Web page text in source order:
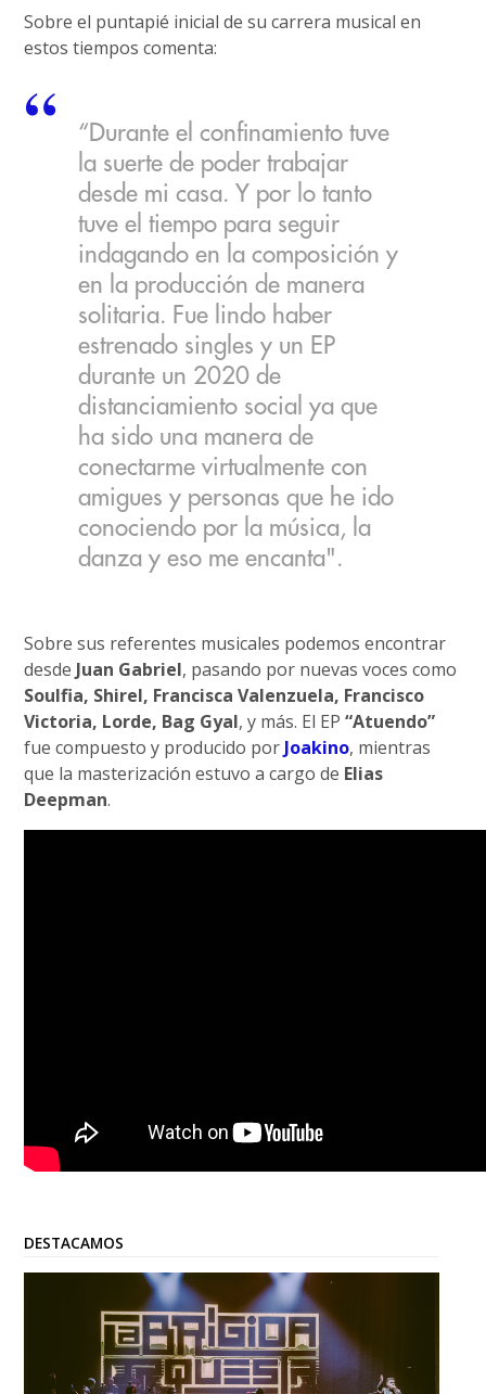
Sobre el puntapié inicial de su carrera musical en
estos tiempos comenta:
“Durante el confinamiento tuve
la suerte de poder trabajar
desde mi casa. Y por lo tanto
tuve el tiempo para seguir
indagando en la composición y
en la producción de manera
solitaria. Fue lindo haber
estrenado singles y un EP
durante un 2020 de
distanciamiento social ya que
ha sido una manera de
conectarme virtualmente con
amigues y personas que he ido
conociendo por la música, la
danza y eso me encanta".
Sobre sus referentes musicales podemos encontrar
desde Juan Gabriel, pasando por nuevas voces como
Soulfia, Shirel, Francisca Valenzuela, Francisco
Victoria, Lorde, Bag Gyal, y más. El EP“Atuendo”
fue compuesto y producido por Joakino, mientras
que la masterización estuvo a cargo de Elias
Deepman.
DESTACAMOS